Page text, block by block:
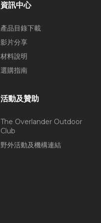
資訊中心
產品目錄下載
影片分享
材料說明
選購指南
活動及贊助
The Overlander Outdoor
Club
野外活動及機構連結